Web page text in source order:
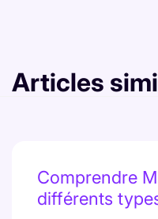
Articles
Comprendre
différents